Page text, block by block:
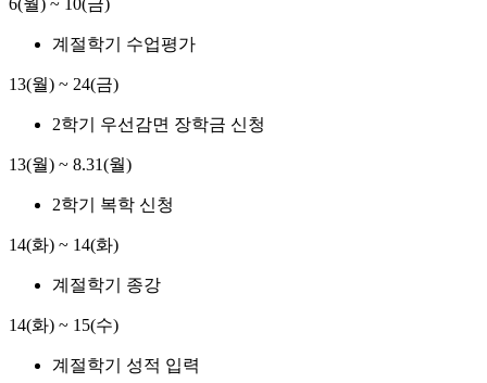
6(월) ~ 10(금)
계절학기 수업평가
13(월) ~ 24(금)
2학기 우선감면 장학금 신청
13(월) ~ 8.31(월)
2학기 복학 신청
14(화) ~ 14(화)
계절학기 종강
14(화) ~ 15(수)
계절학기 성적 입력